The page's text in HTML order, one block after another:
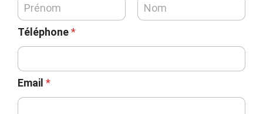
Téléphone*
Email *